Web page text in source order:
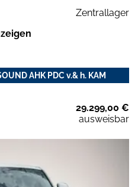
Zentrallager
AHK PDC v.& h. KAM
29.299,00 €
ausweisbar